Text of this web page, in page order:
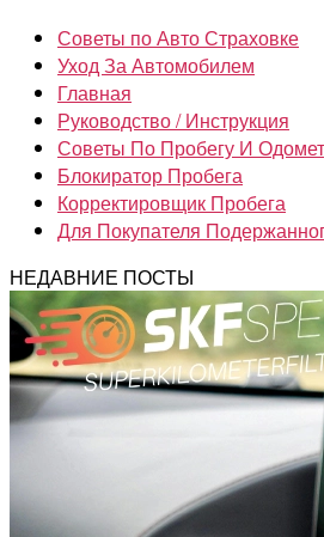
Советы по Авто Страховке
Уход За Автомобилем
Главная
Руководство / Инструкция
Советы По Пробегу И
Блокиратор Пробега
Корректировщик Пробега
Для Покупателя
НЕДАВНИЕ ПОСТЫ